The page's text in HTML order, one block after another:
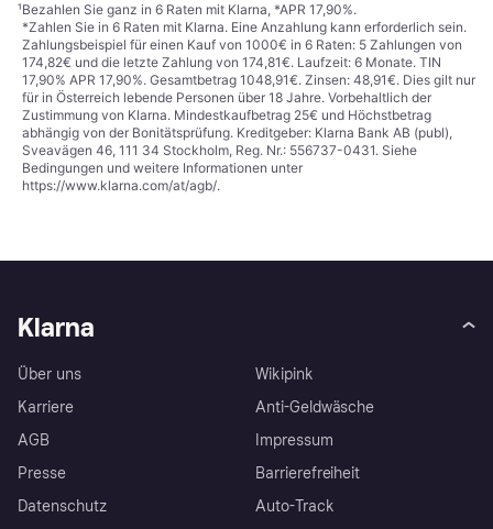
¹Bezahlen Sie ganz in 6 Raten mit Klarna, *APR 17,90%.
*Zahlen Sie in 6 Raten mit Klarna. Eine Anzahlung kann erforderlich sein.
Zahlungsbeispiel für einen Kauf von 1000€ in 6 Raten: 5 Zahlungen von
174,82€ und die letzte Zahlung von 174,81€. Laufzeit: 6 Monate. TIN
17,90% APR 17,90%. Gesamtbetrag 1048,91€. Zinsen: 48,91€. Dies gilt nur
für in Österreich lebende Personen über 18 Jahre. Vorbehaltlich der
Zustimmung von Klarna. Mindestkaufbetrag 25€ und Höchstbetrag
abhängig von der Bonitätsprüfung. Kreditgeber: Klarna Bank AB (publ),
Sveavägen 46, 111 34 Stockholm, Reg. Nr.: 556737-0431. Siehe
Bedingungen und weitere Informationen unter
https://www.klarna.com/at/agb/.
Klarna
Über uns
Karriere
AGB
Presse
Datenschutz
Wikipink
Anti-Geldwäsche
Impressum
Barrierefreiheit
Auto-Track